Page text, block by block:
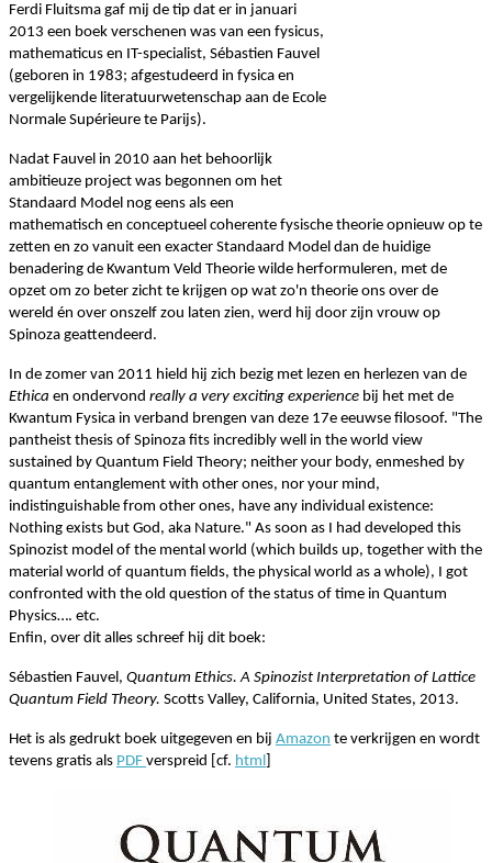
Ferdi Fluitsma gaf mij de tip dat er in januari
2013 een boek verschenen was van een fysicus,
mathematicus en IT-specialist, Sébastien Fauvel
(geboren in 1983; afgestudeerd in fysica en
vergelijkende literatuurwetenschap aan de Ecole
Normale Supérieure te Parijs).
Nadat Fauvel in 2010 aan het behoorlijk
ambitieuze project was begonnen om het
Standaard Model nog eens als een
mathematisch en conceptueel coherente fysische theorie opnieuw op te
zetten en zo vanuit een exacter Standaard Model dan de huidige
benadering de Kwantum Veld Theorie wilde herformuleren, met de
opzet om zo beter zicht te krijgen op wat zo'n theorie ons over de
wereld én over onszelf zou laten zien, werd hij door zijn vrouw op
Spinoza geattendeerd.
In de zomer van 2011 hield hij zich bezig met lezen en herlezen van de
Ethica en ondervond really a very exciting experience bij het met de
Kwantum Fysica in verband brengen van deze 17e eeuwse filosoof. "The
pantheist thesis of Spinoza fits incredibly well in the world view
sustained by Quantum Field Theory; neither your body, enmeshed by
quantum entanglement with other ones, nor your mind,
indistinguishable from other ones, have any individual existence:
Nothing exists but God, aka Nature." As soon as I had developed this
Spinozist model of the mental world (which builds up, together with the
material world of quantum fields, the physical world as a whole), I got
confronted with the old question of the status of time in Quantum
Physics…. etc.
Enfin, over dit alles schreef hij dit boek:
Sébastien Fauvel, Quantum Ethics. A Spinozist Interpretation of Lattice
Quantum Field Theory. Scotts Valley, California, United States, 2013.
Het is als gedrukt boek uitgegeven en bij Amazon te verkrijgen en wordt
tevens gratis als PDF verspreid [cf. html